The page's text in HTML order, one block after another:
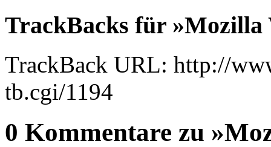
TrackBacks für »Mozilla
TrackBack URL: http://
tb.cgi/1194
0 Kommentare zu